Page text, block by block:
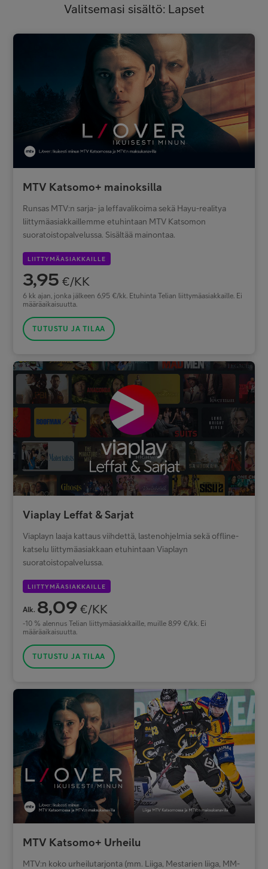
Valitsemasi sisältö: Lapset
MTV Katsomo+ mainoksilla
Runsas MTV:n sarja- ja leffavalikoima sekä Hayu-realitya
liittymäasiakkaillemme etuhintaan MTV Katsomon
suoratoistopalvelussa. Sisältää mainontaa.
LIITTYMÄASIAKKAILLE
3,95 €/KK
6 kk ajan, jonka jälkeen 6,95 €/kk. Etuhinta Telian liittymäasiakkaille. Ei
määräaikaisuutta.
TUTUSTU JA TILAA
Viaplay Leffat & Sarjat
Viaplayn laaja kattaus viihdettä, lastenohjelmia sekä offline-
katselu liittymäasiakkaan etuhintaan Viaplayn
suoratoistopalvelussa.
LIITTYMÄASIAKKAILLE
Alk. 8,09 €/KK
-10 % alennus Telian liittymäasiakkaille, muille 8,99 €/kk. Ei
määräaikaisuutta.
TUTUSTU JA TILAA
MTV Katsomo+ Urheilu
MTV:n koko urheilutarjonta (mm. Liiga, Mestarien liiga, MM-